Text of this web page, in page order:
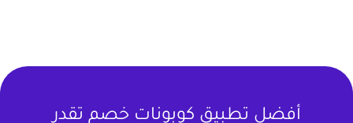
أفضل تطبيق كوبونات خصم تقدر